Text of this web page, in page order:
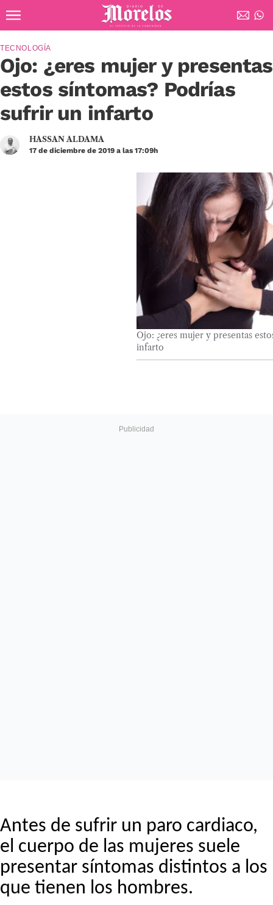
Diario de Morelos
Ojo: ¿eres mujer y presentas
estos síntomas? Podrías
sufrir un infarto
TECNOLOGÍA
HASSAN ALDAMA
17 de diciembre de 2019 a las 17:09h
Ojo: ¿eres mujer y presentas
infarto
Antes de sufrir un paro cardiaco,
el cuerpo de las mujeres suele
presentar síntomas distintos a los
que tienen los hombres.